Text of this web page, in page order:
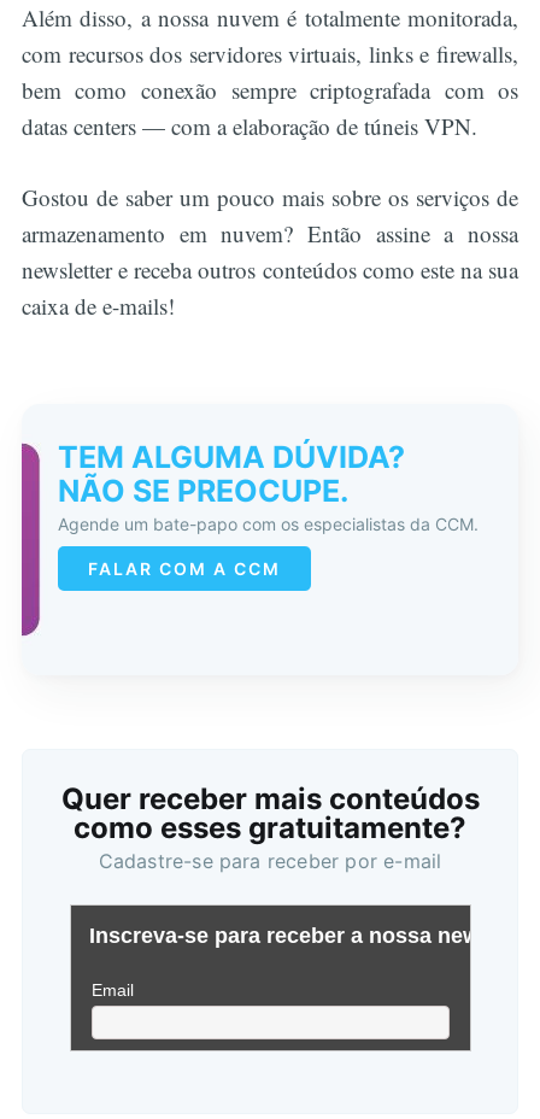
Além disso, a nossa nuvem é totalmente monitorada,
com recursos dos servidores virtuais, links e firewalls,
bem como conexão sempre criptografada com os
datas centers — com a elaboração de túneis VPN.
Gostou de saber um pouco mais sobre os serviços de
armazenamento em nuvem? Então assine a nossa
newsletter e receba outros conteúdos como este na sua
caixa de e-mails!
TEM ALGUMA DÚVIDA?
NÃO SE PREOCUPE.
Agende um bate-papo com os especialistas da CCM.
FALAR COM A CCM
Quer receber mais conteúdos
como esses gratuitamente?
Cadastre-se para receber por e-mail